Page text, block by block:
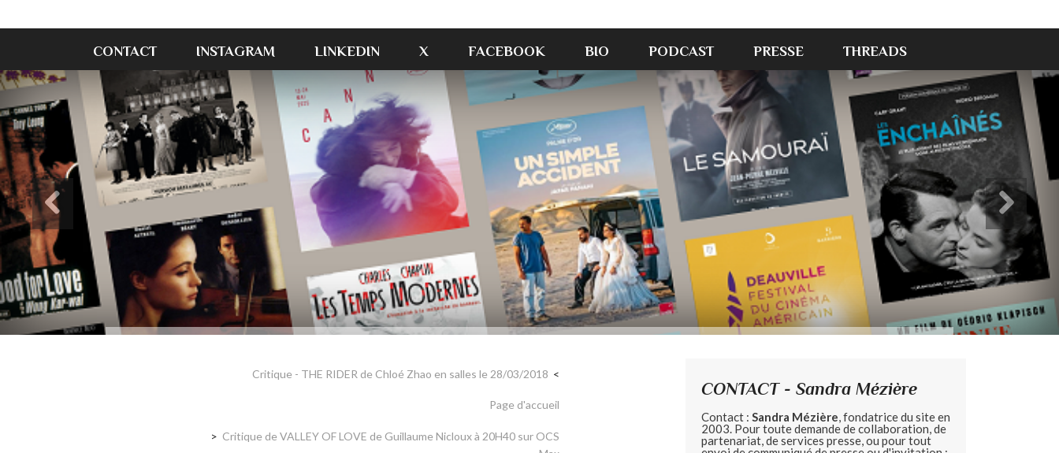
CONTACT INSTAGRAM LINKEDIN X FACEBOOK BIO PODCAST PRESSE THREADS
Critique - THE RIDER de Chloé Zhao en salles le 28/03/2018
Page d'accueil
Critique de VALLEY OF LOVE de Guillaume Nicloux à 20H40 sur OCS
CONTACT - Sandra Mézière
Contact : Sandra Mézière, fondatrice du site en
2003. Pour toute demande de collaboration, de
partenariat, de services presse, ou pour tout